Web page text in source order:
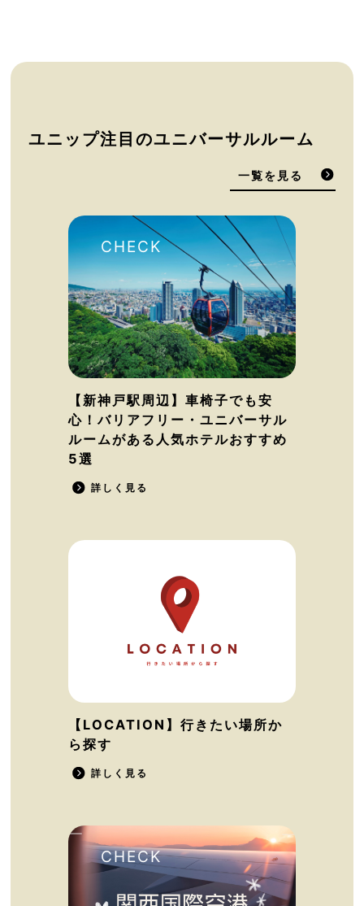
ユニップ注目のユニバーサルルーム
一覧を見る
【新神戸駅周辺】車椅子でも安
心！バリアフリー・ユニバーサル
ルームがある人気ホテルおすすめ
5選
詳しく見る
【LOCATION】行きたい場所か
ら探す
詳しく見る